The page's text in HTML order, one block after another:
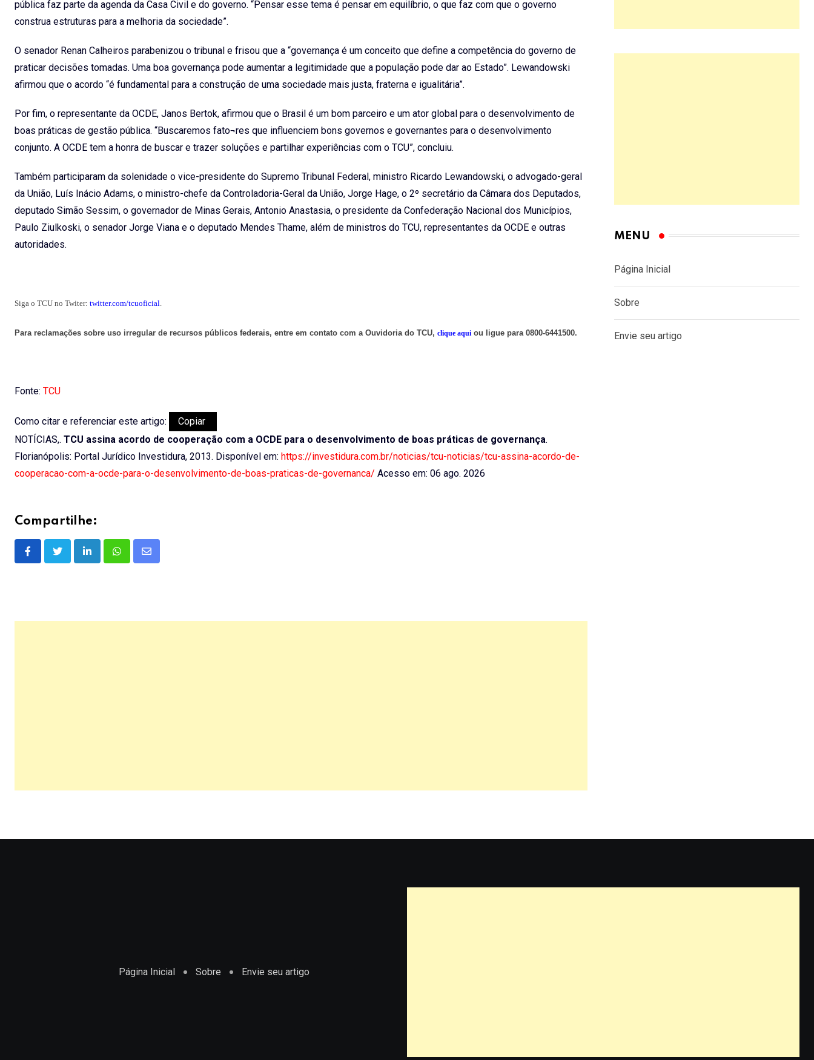
pública faz parte da agenda da Casa Civil e do governo. “Pensar esse tema é pensar em equilíbrio, o que faz com que o governo
construa estruturas para a melhoria da sociedade”.
O senador Renan Calheiros parabenizou o tribunal e frisou que a “governança é um conceito que define a competência do governo de
praticar decisões tomadas. Uma boa governança pode aumentar a legitimidade que a população pode dar ao Estado”. Lewandowski
afirmou que o acordo “é fundamental para a construção de uma sociedade mais justa, fraterna e igualitária”.
Por fim, o representante da OCDE, Janos Bertok, afirmou que o Brasil é um bom parceiro e um ator global para o desenvolvimento de
boas práticas de gestão pública. “Buscaremos fato¬res que influenciem bons governos e governantes para o desenvolvimento
conjunto. A OCDE tem a honra de buscar e trazer soluções e partilhar experiências com o TCU”, concluiu.
Também participaram da solenidade o vice-presidente do Supremo Tribunal Federal, ministro Ricardo Lewandowski, o advogado-geral
da União, Luís Inácio Adams, o ministro-chefe da Controladoria-Geral da União, Jorge Hage, o 2º secretário da Câmara dos Deputados,
deputado Simão Sessim, o governador de Minas Gerais, Antonio Anastasia, o presidente da Confederação Nacional dos Municípios,
Paulo Ziulkoski, o senador Jorge Viana e o deputado Mendes Thame, além de ministros do TCU, representantes da OCDE e outras
autoridades.
Siga o TCU no Twiter: twitter.com/tcuoficial
Para reclamações sobre uso irregular de recursos públicos federais, entre em contato com a Ouvidoria do TCU, clique aqui ou ligue para 0800-6441500.
Fonte: TCU
Como citar e referenciar este artigo:
Copiar
NOTÍCIAS,. TCU assina acordo de cooperação com a OCDE para o desenvolvimento de boas práticas de governança.
Florianópolis: Portal Jurídico Investidura, 2013. Disponível em: https://investidura.com.br/noticias/tcu-noticias/tcu-assina-acordo-de-
cooperacao-com-a-ocde-para-o-desenvolvimento-de-boas-praticas-de-governanca/ Acesso em: 06 ago. 2026
Compartilhe:
LinkedInWhatsappShare
MENU
Página Inicial
Sobre
Envie seu artigo
Página Inicial Sobre Envie seu artigo